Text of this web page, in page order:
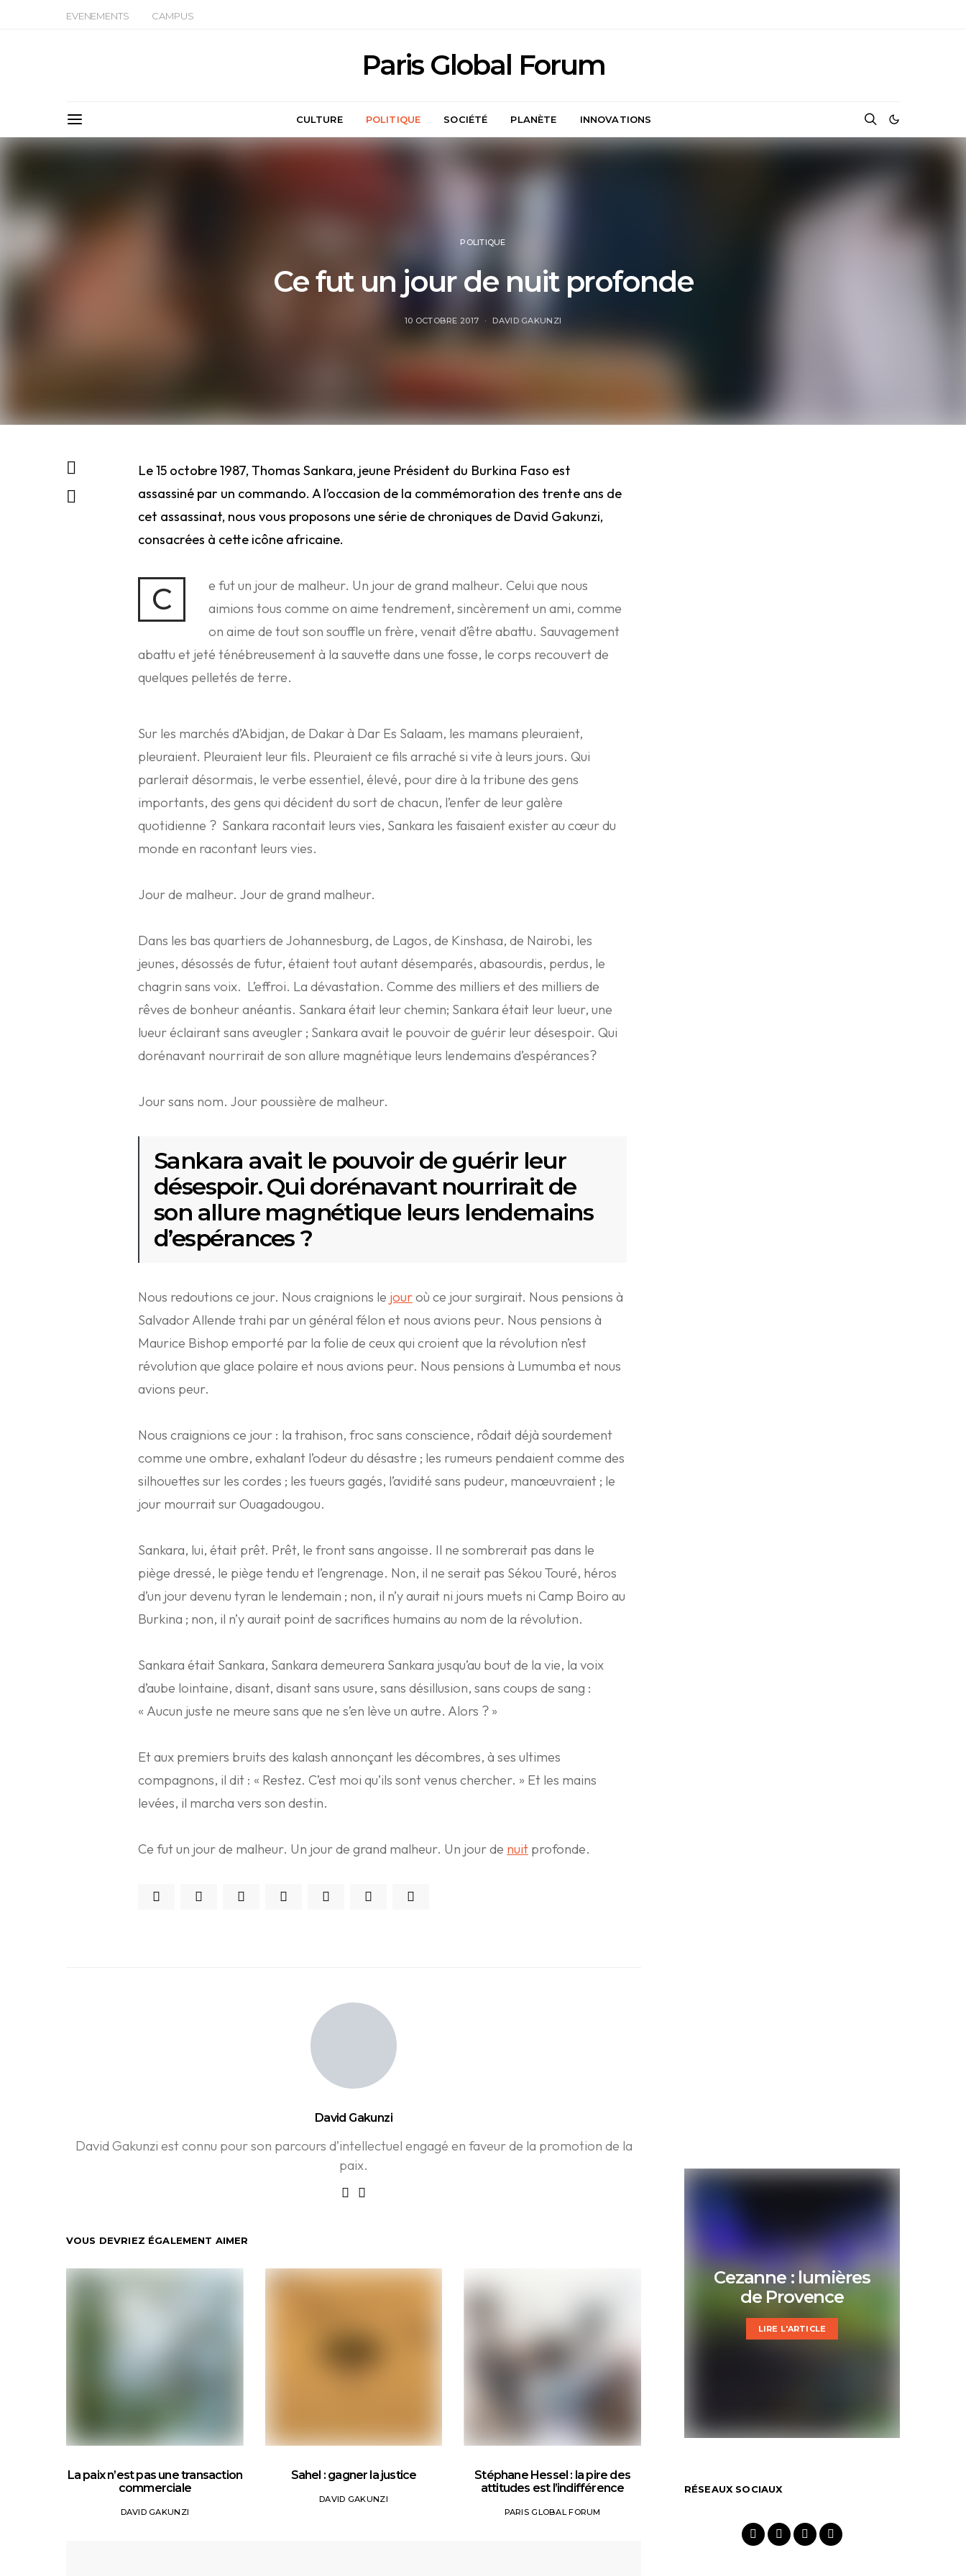
EVENEMENTS CAMPUS
Paris Global Forum
CULTURE POLITIQUE SOCIÉTÉ PLANÈTE INNOVATIONS
POLITIQUE
Ce fut un jour de nuit profonde
10 OCTOBRE 2017 DAVID GAKUNZI
Le 15 octobre 1987, Thomas Sankara, jeune Président du Burkina Faso est
assassiné par un commando. A l’occasion de la commémoration des trente ans de
cet assassinat, nous vous proposons une série de chroniques de David Gakunzi,
consacrées à cette icône africaine.
C
e fut un jour de malheur. Un jour de grand malheur. Celui que nous
aimions tous comme on aime tendrement, sincèrement un ami, comme
on aime de tout son souffle un frère, venait d’être abattu. Sauvagement
abattu et jeté ténébreusement à la sauvette dans une fosse, le corps recouvert de
quelques pelletés de terre.
Sur les marchés d’Abidjan, de Dakar à Dar Es Salaam, les mamans pleuraient,
pleuraient. Pleuraient leur fils. Pleuraient ce fils arraché si vite à leurs jours. Qui
parlerait désormais, le verbe essentiel, élevé, pour dire à la tribune des gens
importants, des gens qui décident du sort de chacun, l’enfer de leur galère
quotidienne ? Sankara racontait leurs vies, Sankara les faisaient exister au cœur du
monde en racontant leurs vies.
Jour de malheur. Jour de grand malheur.
Dans les bas quartiers de Johannesburg, de Lagos, de Kinshasa, de Nairobi, les
jeunes, désossés de futur, étaient tout autant désemparés, abasourdis, perdus, le
chagrin sans voix. L’effroi. La dévastation. Comme des milliers et des milliers de
rêves de bonheur anéantis. Sankara était leur chemin; Sankara était leur lueur, une
lueur éclairant sans aveugler ; Sankara avait le pouvoir de guérir leur désespoir. Qui
dorénavant nourrirait de son allure magnétique leurs lendemains d’espérances?
Jour sans nom. Jour poussière de malheur.
Sankara avait le pouvoir de guérir leur
désespoir. Qui dorénavant nourrirait de
son allure magnétique leurs lendemains
d’espérances ?
Nous redoutions ce jour. Nous craignions le jouroù ce jour surgirait. Nous pensions à
Salvador Allende trahi par un général félon et nous avions peur. Nous pensions à
Maurice Bishop emporté par la folie de ceux qui croient que la révolution n’est
révolution que glace polaire et nous avions peur. Nous pensions à Lumumba et nous
avions peur.
Nous craignions ce jour : la trahison, froc sans conscience, rôdait déjà sourdement
comme une ombre, exhalant l’odeur du désastre ; les rumeurs pendaient comme des
silhouettes sur les cordes ; les tueurs gagés, l’avidité sans pudeur, manœuvraient ; le
jour mourrait sur Ouagadougou.
Sankara, lui, était prêt. Prêt, le front sans angoisse. Il ne sombrerait pas dans le
piège dressé, le piège tendu et l’engrenage. Non, il ne serait pas Sékou Touré, héros
d’un jour devenu tyran le lendemain ; non, il n’y aurait ni jours muets ni Camp Boiro au
Burkina ; non, il n’y aurait point de sacrifices humains au nom de la révolution.
Sankara était Sankara, Sankara demeurera Sankara jusqu’au bout de la vie, la voix
d’aube lointaine, disant, disant sans usure, sans désillusion, sans coups de sang :
« Aucun juste ne meure sans que ne s’en lève un autre. Alors ? »
Et aux premiers bruits des kalash annonçant les décombres, à ses ultimes
compagnons, il dit : « Restez. C’est moi qu’ils sont venus chercher. » Et les mains
levées, il marcha vers son destin.
Ce fut un jour de malheur. Un jour de grand malheur. Un jour de nuit profonde.
David Gakunzi
David Gakunzi est connu pour son parcours d’intellectuel engagé en faveur de la promotion de la
paix.
VOUS DEVRIEZ ÉGALEMENT AIMER
La paix n’est pas une transaction
commerciale
DAVID GAKUNZI
Sahel : gagner la justice
DAVID GAKUNZI
Stéphane Hessel : la pire des
attitudes est l’indifférence
PARIS GLOBAL FORUM
Cezanne : lumières
de Provence
LIRE L'ARTICLE
RÉSEAUX SOCIAUX